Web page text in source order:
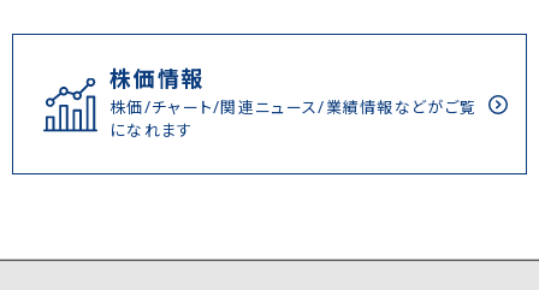
株価情報
株価/チャート/関連ニュース/業績情報などがご覧
になれます